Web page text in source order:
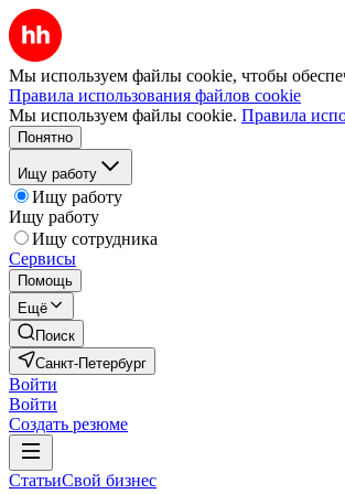
Мы используем файлы cookie, чтобы
Правила использования файлов cookie
Мы используем файлы cookie. Правила
Понятно
Ищу работу
Ищу работу
Ищу работу
Ищу сотрудника
Сервисы
Помощь
Ещё
Поиск
Санкт-Петербург
Войти
Войти
Создать резюме
СтатьиСвой бизнес